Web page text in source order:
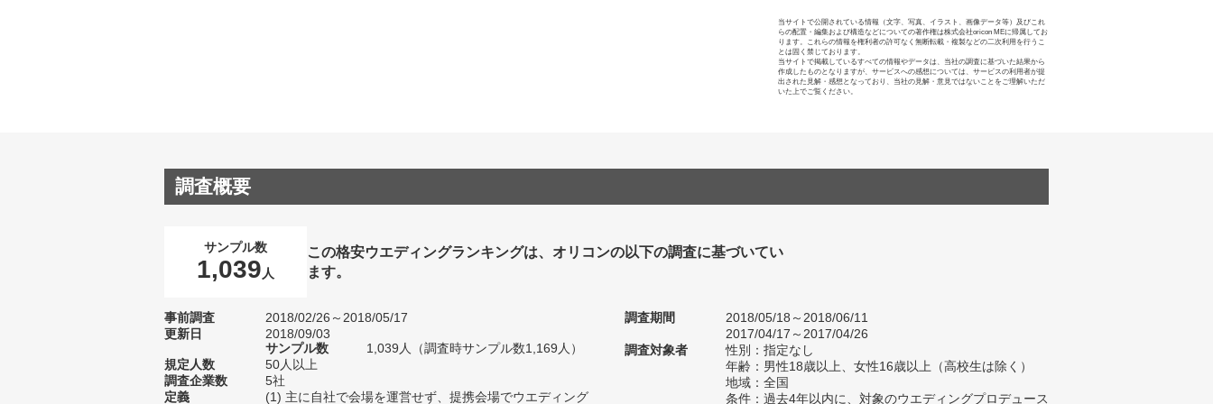
当サイトで公開されている情報（文字、写真、イラスト、画像データ等）及びこれ
らの配置・編集および構造などについての著作権は株式会社oricon MEに帰属してお
ります。これらの情報を権利者の許可なく無断転載・複製などの二次利用を行うこ
とは固く禁じております。
当サイトで掲載しているすべての情報やデータは、当社の調査に基づいた結果から
作成したものとなりますが、サービスへの感想については、サービスの利用者が提
出された見解・感想となっており、当社の見解・意見ではないことをご理解いただ
いた上でご覧ください。
調査概要
サンプル数
1,039 人
この格安ウエディングランキングは、オリコンの以下の調査に基づいてい
ます。
事前調査
2018/02/26～2018/05/17
更新日
2018/09/03
サンプル数
1,039人（調査時サンプル数1,169人）
規定人数
50人以上
調査企業数
5社
定義
(1) 主に自社で会場を運営せず、提携会場でウエディング
調査期間
2018/05/18～2018/06/11
2017/04/17～2017/04/26
調査対象者
性別：指定なし
年齢：男性18歳以上、女性16歳以上（高校生は除く）
地域：全国
条件：過去4年以内に、対象のウエディングプロデュース